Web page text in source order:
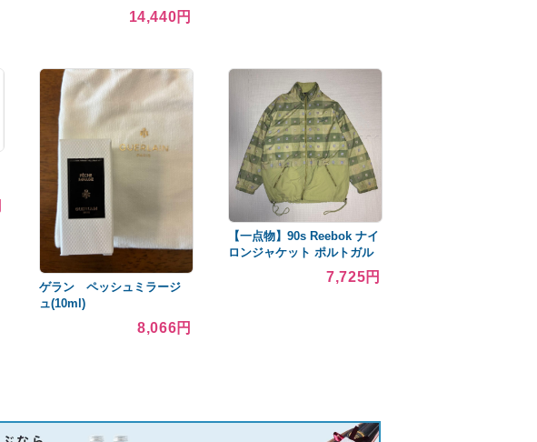
ート マント ポンチョ
14,440円
ゲラン ペッシュミラージ
ュ(10ml)
8,066円
【一点物】90s Reebok ナイ
ロンジャケット ポルトガル
7,725円